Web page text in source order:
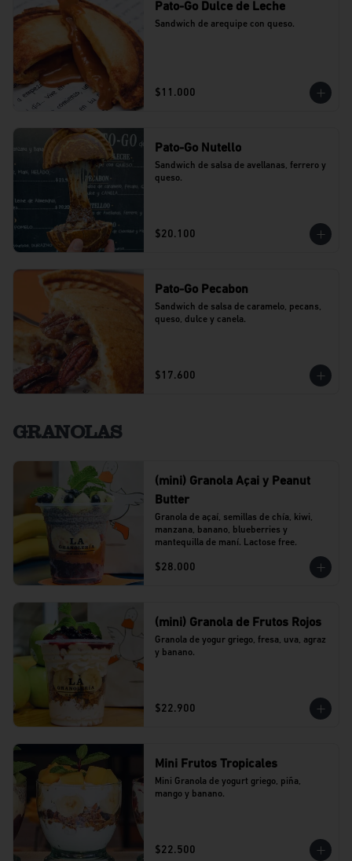
Pato-Go Dulce de Leche
Sandwich de arequipe con queso.
$11.000
Pato-Go Nutello
Sandwich de salsa de avellanas, ferrero y
queso.
$20.100
Pato-Go Pecabon
Sandwich de salsa de caramelo, pecans,
queso, dulce y canela.
$17.600
GRANOLAS
(mini) Granola Açai y Peanut
Butter
Granola de açaí, semillas de chía, kiwi,
manzana, banano, blueberries y
mantequilla de maní. Lactose free.
$28.000
(mini) Granola de Frutos Rojos
Granola de yogur griego, fresa, uva, agraz
y banano.
$22.900
Mini Frutos Tropicales
Mini Granola de yogurt griego, piña,
mango y banano.
$22.500